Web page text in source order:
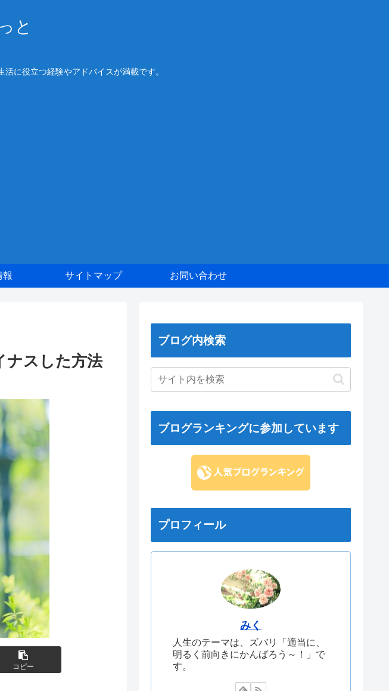
と
に役立つ経験やアドバイスが満載です。
報 サイトマップ お問い合わせ
ナスした方法
コピー
ブログ内検索
ブログランキングに参加しています
プロフィール
みく
人生のテーマは、ズバリ「適当に、
明るく前向きにかんばろう～！」で
す。